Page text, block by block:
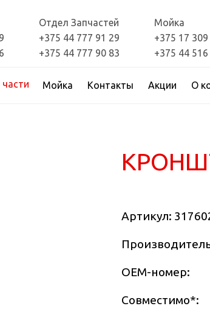
Отдел Запчастей
+375 44 777 91 29
+375 44 777 90 83
Мойка
+375 17
+375 44
Мойка Контакты Акции О
Артикул:
OEM-номер:
Совместимо*: